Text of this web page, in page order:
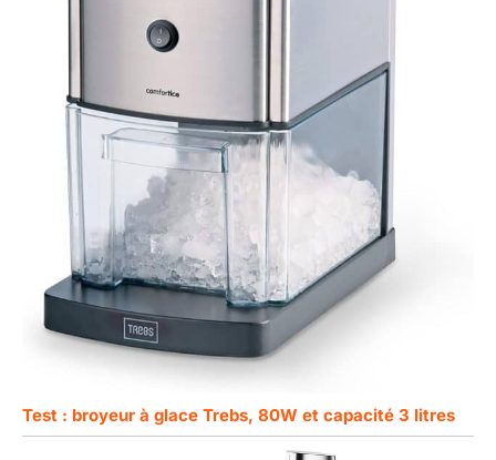
Test : broyeur à glace Trebs, 80W et capacité 3 litres